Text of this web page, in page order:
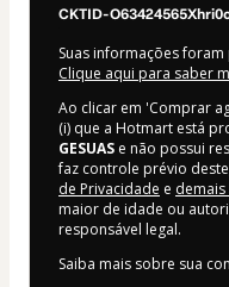
CKTID-
Suas informações
Clique aqui para saber
Ao clicar em 'Comprar
(i) que a Hotmart está
GESUAS e não possui
faz controle prévio
de Privacidade e
maior de idade ou
responsável legal.
Saiba mais sobre sua